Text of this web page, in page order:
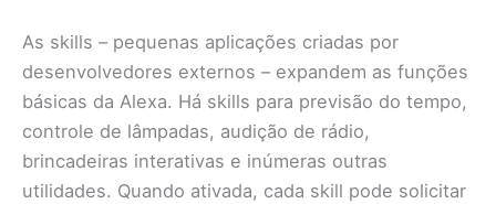
As skills – pequenas aplicações criadas por
desenvolvedores externos – expandem as funções
básicas da Alexa. Há skills para previsão do tempo,
controle de lâmpadas, audição de rádio,
brincadeiras interativas e inúmeras outras
utilidades. Quando ativada, cada skill pode solicitar